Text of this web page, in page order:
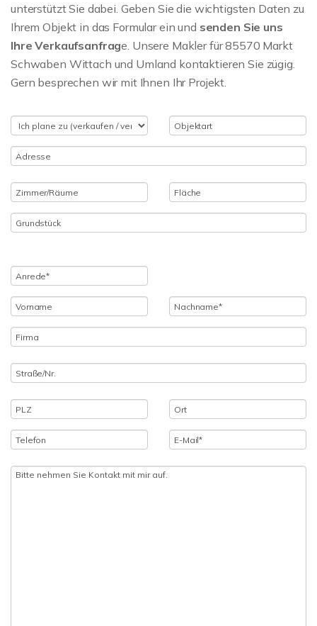
unterstützt Sie dabei. Geben Sie die wichtigsten Daten zu
Ihrem Objekt in das Formular ein und senden Sie uns
Ihre Verkaufsanfrage. Unsere Makler für 85570 Markt
Schwaben Wittach und Umland kontaktieren Sie zügig.
Gern besprechen wir mit Ihnen Ihr Projekt.